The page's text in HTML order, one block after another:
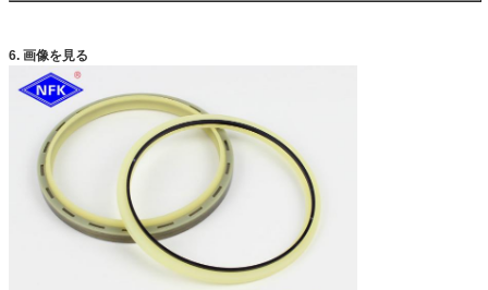
コベルコ
SK200-6
SK220-1 SK230-6 SK250-6 SK200-8 SK210-8 SK300-3
SK330-6
ドーサン / ダエウ
DH60-7 DH80-7 DH130 DH215-7 DH215-9 DH220-5
DH220-2 DH220-3
DH150 DH300 DH330-3 DH300-5 DH420LC-7 DH300-7
EC
EC210BLC EC140BLC EC290B EC360B
210 240
SH120 SH75 SH100 S280 S280FA S280F2 S281 S340
6. 画像を見る